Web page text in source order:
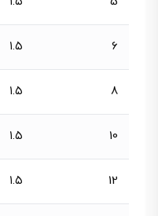
6 ۱.۵
8 ۱.۵
10 ۱.۵
12 ۱.۵